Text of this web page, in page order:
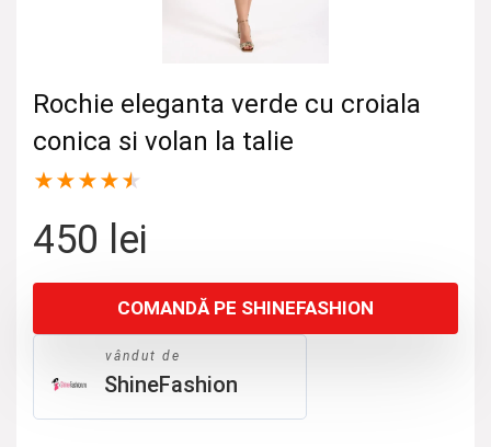
Rochie eleganta verde cu croiala
conica si volan la talie
★★★★★
450 lei
COMANDĂ PE SHINEFASHION
vândut de
ShineFashion